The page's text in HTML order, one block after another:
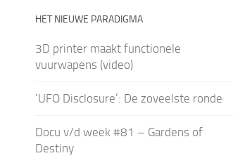
HET NIEUWE PARADIGMA
3D printer maakt functionele
vuurwapens (video)
‘UFO Disclosure’: De zoveelste ronde
Docu v/d week #81 – Gardens of
Destiny